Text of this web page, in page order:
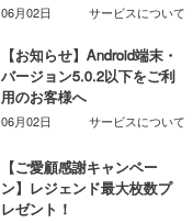
06月02日 サービスについて
【お知らせ】Android端末・
バージョン5.0.2以下をご利
用のお客様へ
06月02日 サービスについて
【ご愛顧感謝キャンペー
ン】レジェンド最大枚数プ
レゼント！